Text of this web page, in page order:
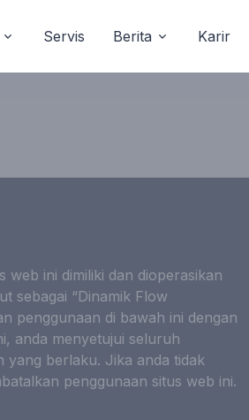
Servis Berita Karir
web ini dimiliki dan dioperasikan
sebagai “Dinamik Flow
penggunaan di bawah ini dengan
anda menyetujui seluruh
yang berlaku. Jika anda tidak
penggunaan situs web ini.